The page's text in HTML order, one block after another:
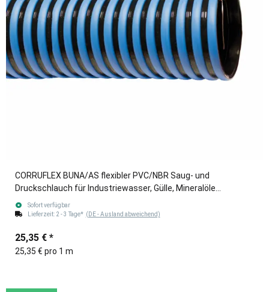
CORRUFLEX BUNA/AS flexibler PVC/NBR Saug- und
Druckschlauch für Industriewasser, Gülle, Mineralöle
blau/schwarz 76mm (3")
Sofort verfügbar
Lieferzeit: 2 - 3 Tage* (DE - Ausland abweichend)
25,35 € *
25,35 € pro 1 m